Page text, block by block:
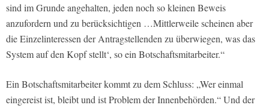
sind im Grunde angehalten, jeden noch so kleinen Beweis
anzufordern und zu berücksichtigen …Mittlerweile scheinen aber
die Einzelinteressen der Antragstellenden zu überwiegen, was das
System auf den Kopf stellt‘, so ein Botschaftsmitarbeiter.“
Ein Botschaftsmitarbeiter kommt zu dem Schluss: „Wer einmal
eingereist ist, bleibt und ist Problem der Innenbehörden.“ Und der